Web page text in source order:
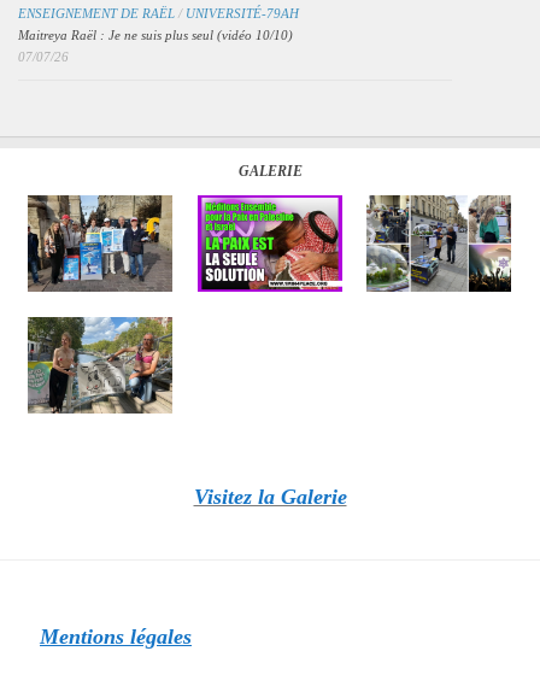
ENSEIGNEMENT DE RAËL / UNIVERSITÉ-79AH
Maitreya Raël : Je ne suis plus seul (vidéo 10/10)
07/07/26
GALERIE
Visitez la Galerie
Mentions légales